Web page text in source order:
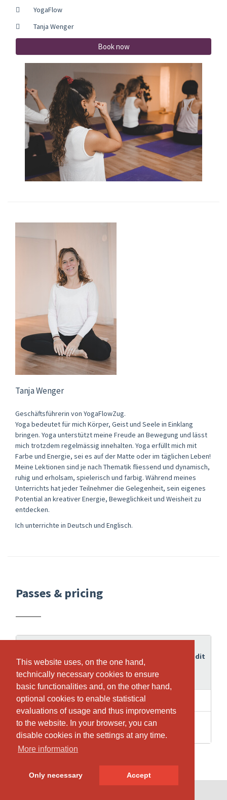
This website uses, on the one hand,
technically necessary cookies to ensure
basic functionalities and, on the other hand,
optional cookies to enable statistical
evaluations of usage and thus improvements
to the website. In your browser, you can
disable cookies in the settings at any time.
More information
Only necessary Accept
This website uses, on the one hand,
technically necessary cookies to ensure
basic functionalities and, on the other hand,
optional cookies to enable statistical
evaluations of usage and thus improvements
to the website. In your browser, you can
disable cookies in the settings at any time.
More information
Only necessary Accept
YogaFlow
Tanja Wenger
Book now
Tanja Wenger
Geschäftsführerin von YogaFlowZug.
Yoga bedeutet für mich Körper, Geist und Seele in Einklang
bringen. Yoga unterstützt meine Freude an Bewegung und lässt
mich trotzdem regelmässig innehalten. Yoga erfüllt mich mit
Farbe und Energie, sei es auf der Matte oder im täglichen Leben!
Meine Lektionen sind je nach Thematik fliessend und dynamisch,
ruhig und erholsam, spielerisch und farbig. Während meines
Unterrichts hat jeder Teilnehmer die Gelegenheit, sein eigenes
Potential an kreativer Energie, Beweglichkeit und Weisheit zu
entdecken.
Ich unterrichte in Deutsch und Englisch.
Passes & pricing
Pass
Credit
Pranayama
Probelektion
4
Months